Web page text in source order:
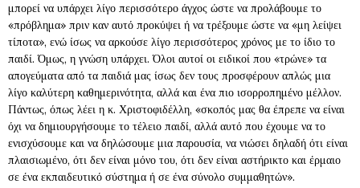
μπορεί να υπάρχει λίγο περισσότερο άγχος ώστε να προλάβουμε το
«πρόβλημα» πριν καν αυτό προκύψει ή να τρέξουμε ώστε να «μη λείψει
τίποτα», ενώ ίσως να αρκούσε λίγο περισσότερος χρόνος με το ίδιο το
παιδί. Όμως, η γνώση υπάρχει. Όλοι αυτοί οι ειδικοί που «τρώνε» τα
απογεύματα από τα παιδιά μας ίσως δεν τους προσφέρουν απλώς μια
λίγο καλύτερη καθημερινότητα, αλλά και ένα πιο ισορροπημένο μέλλον.
Πάντως, όπως λέει η κ. Χριστοφιδέλλη, «σκοπός μας θα έπρεπε να είναι
όχι να δημιουργήσουμε το τέλειο παιδί, αλλά αυτό που έχουμε να το
ενισχύσουμε και να δηλώσουμε μια παρουσία, να νιώσει δηλαδή ότι είναι
πλαισιωμένο, ότι δεν είναι μόνο του, ότι δεν είναι αστήρικτο και έρμαιο
σε ένα εκπαιδευτικό σύστημα ή σε ένα σύνολο συμμαθητών».